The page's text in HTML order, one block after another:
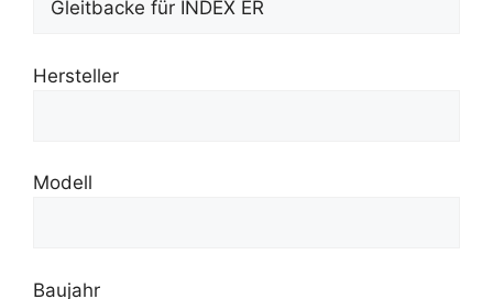
Hersteller
Modell
Baujahr